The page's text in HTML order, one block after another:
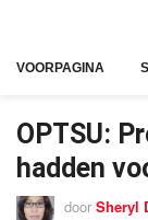
VOORPAGINA
OPTSU:
hadden
door Sheryl